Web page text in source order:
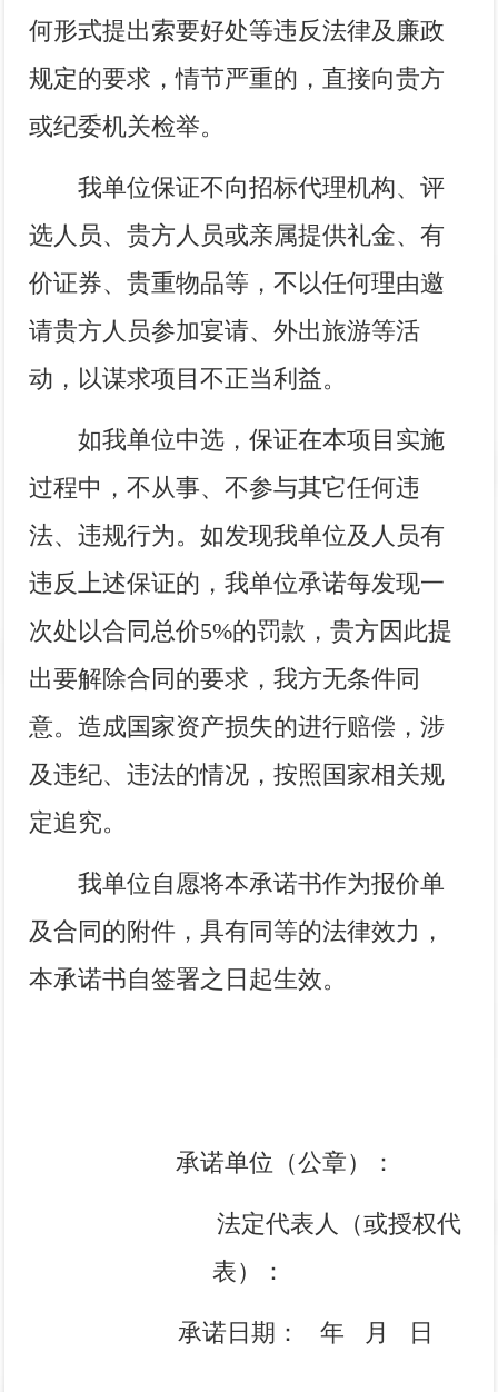
何形式提出索要好处等违反法律及廉政
规定的要求，情节严重的，直接向贵方
或纪委机关检举。
我单位保证不向招标代理机构、评
选人员、贵方人员或亲属提供礼金、有
价证券、贵重物品等，不以任何理由邀
请贵方人员参加宴请、外出旅游等活
动，以谋求项目不正当利益。
如我单位中选，保证在本项目实施
过程中，不从事、不参与其它任何违
法、违规行为。如发现我单位及人员有
违反上述保证的，我单位承诺每发现一
次处以合同总价5%的罚款，贵方因此提
出要解除合同的要求，我方无条件同
意。造成国家资产损失的进行赔偿，涉
及违纪、违法的情况，按照国家相关规
定追究。
我单位自愿将本承诺书作为报价单
及合同的附件，具有同等的法律效力，
本承诺书自签署之日起生效。
承诺单位（公章）：
法定代表人（或授权代
表）：
承诺日期： 年 月 日